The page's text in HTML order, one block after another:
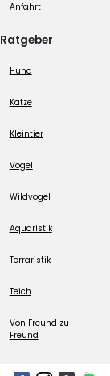
Anfahrt
Ratgeber
Hund
Katze
Kleintier
Vogel
Wildvogel
Aquaristik
Terraristik
Teich
Von Freund zu
Freund